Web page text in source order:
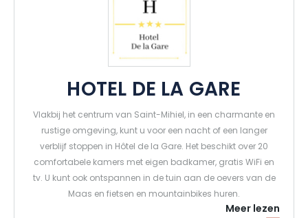
HOTEL DE LA GARE
Vlakbij het centrum van Saint-Mihiel, in een charmante en
rustige omgeving, kunt u voor een nacht of een langer
verblijf stoppen in Hôtel de la Gare. Het beschikt over 20
comfortabele kamers met eigen badkamer, gratis WiFi en
tv. U kunt ook ontspannen in de tuin aan de oevers van de
Maas en fietsen en mountainbikes huren.
Meer lezen